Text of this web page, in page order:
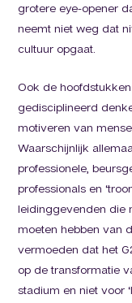
grotere eye-opener
neemt niet weg dat
cultuur opgaat.
Ook de
gedisciplineerd
motiveren van
Waarschijnlijk
professionele,
professionals en
leidinggevenden die
moeten hebben van
vermoeden dat het
op de transformatie
stadium en niet voor